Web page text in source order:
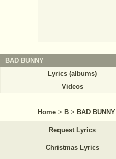
BAD BUNNY
Lyrics (albums)
Videos
Home > B > BAD BUNNY
Request Lyrics
Christmas Lyrics